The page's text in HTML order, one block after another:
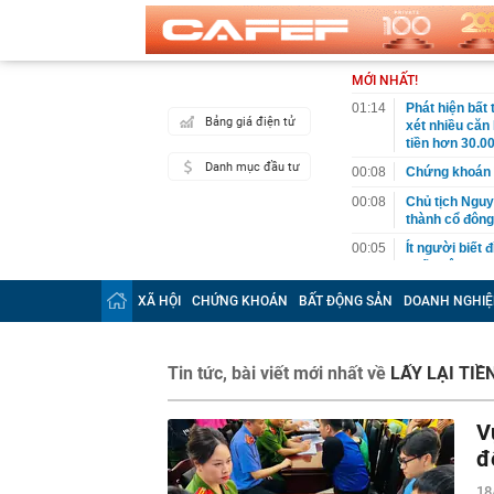
Bảng giá điện tử
Danh mục đầu tư
MỚI NHẤT!
01:14
Phát hiện
xét nhiều
tiền hơn
00:08
Chứng
00:08
Chủ tịch
thành cổ
00:05
Ít người biết
trekking
Việt Nam có
00:05
56 mã chứng
00:03
Một doanh
năm 2026, lợi
00:03
Chứng khoán
ngay trong
XÃ HỘI CHỨNG KHOÁN BẤT ĐỘNG SẢN DOANH
Tin tức, bài viết mới nhất về LẤY LẠI